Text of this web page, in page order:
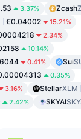
3.37% Zcash
€0.04002 15.21%
2.34%
10.14%
0.41% Sui
0.35%
3.16% StellarXLM
2.42% SKYAI